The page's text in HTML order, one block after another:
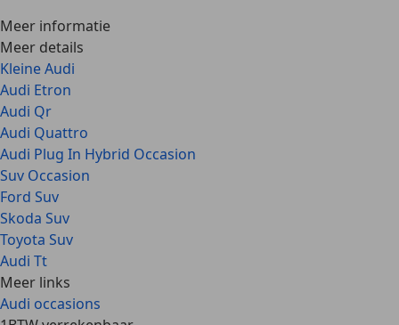
Meer informatie
Meer details
Kleine Audi
Audi Etron
Audi Qr
Audi Quattro
Audi Plug In Hybrid Occasion
Suv Occasion
Ford Suv
Skoda Suv
Toyota Suv
Audi Tt
Meer links
Audi occasions